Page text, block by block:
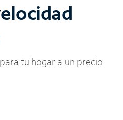
tu hogar a un precio